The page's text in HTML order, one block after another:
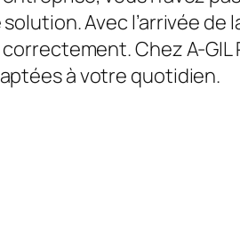
Avec l’arrivée
Chez A-
à votre quotidien.